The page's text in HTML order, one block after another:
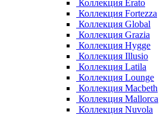
Коллекция Erato
Коллекция Fortezza
Коллекция Global
Коллекция Grazia
Коллекция Hygge
Коллекция Illusio
Коллекция Latila
Коллекция Lounge
Коллекция Macbeth
Коллекция Mallorca
Коллекция Nuvola